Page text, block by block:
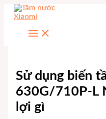
Nhảy
nội
Sử dụng biến
630G/710P-L
lợi gì